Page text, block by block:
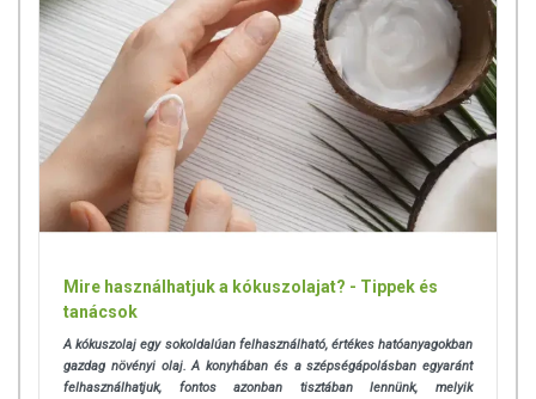
OMEGA ZSÍRSAVAK
Omega-3
12,8 g
Omega-6
44,1 g
Omega-9:17 g
TOVÁBBI TUDNIVALÓK
TÁROLÁS:Bontatlanul, hűvös, száraz, napfénytől védett helyen 14-18
MINŐSÉGÉT MEGŐRZI:A szavatosság pontos megőrzésének dátuma
az üvegen feltüntetésre kerül.
A felbontást követően javasolt 3-4 hónapon belül felhasználni, hogy
az értékes alkotóelemek ne veszítsenek magas minőségükből.
Mire használhatjuk a kókuszolajat? - Tippek és
tanácsok
A kókuszolaj egy sokoldalúan felhasználható, értékes hatóanyagokban
gazdag növényi olaj. A konyhában és a szépségápolásban egyaránt
felhasználhatjuk, fontos azonban tisztában lennünk, melyik